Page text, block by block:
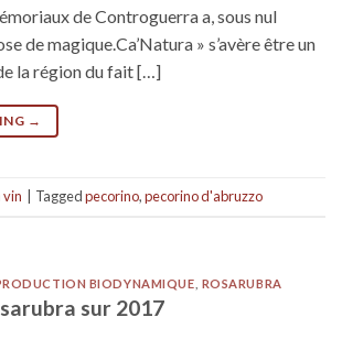
de Controguerra a, sous nul
de magique.Ca’Natura » s’avère être un
la région du fait […]
→
vin Taggedpecorino,pecorino d'abruzzo
BIODYNAMIQUE ROSARUBRA
sur 2017